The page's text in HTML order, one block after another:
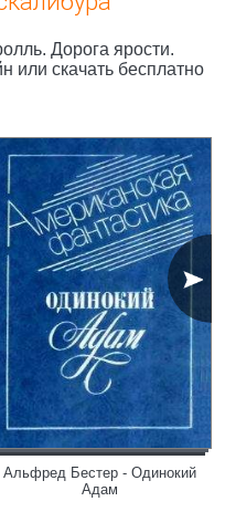
Дорога ярости.
или скачать бесплатно
Альфред Бестер - Одинокий
Адам